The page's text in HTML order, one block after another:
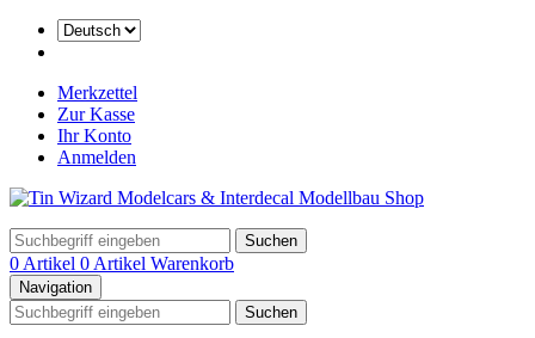
Merkzettel
Zur Kasse
Ihr Konto
Anmelden
Suchen
0 Artikel 0 Artikel Warenkorb
Navigation
Suchen